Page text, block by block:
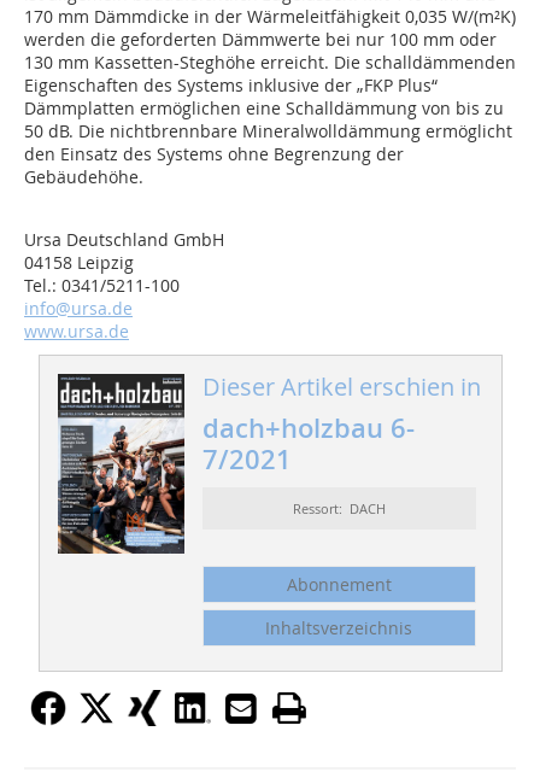
170 mm Dämmdicke in der Wärmeleitfähigkeit 0,035 W/(m²K)
werden die geforderten Dämmwerte bei nur 100 mm oder
130 mm Kassetten-Steghöhe erreicht. Die schalldämmenden
Eigenschaften des Systems inklusive der „FKP Plus“
Dämmplatten ermöglichen eine Schalldämmung von bis zu
50 dB. Die nichtbrennbare Mineralwolldämmung ermöglicht
den Einsatz des Systems ohne Begrenzung der
Gebäudehöhe.
Ursa Deutschland GmbH
04158 Leipzig
Tel.: 0341/5211-100
info@ursa.de
www.ursa.de
Dieser Artikel erschien in
dach+holzbau 6-
7/2021
Ressort: DACH
Abonnement
Inhaltsverzeichnis